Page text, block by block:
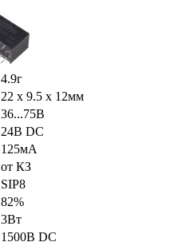
4.9г
22 x 9.5 x 12мм
36...75В
24В DC
125мА
от КЗ
SIP8
82%
3Вт
1500В DC